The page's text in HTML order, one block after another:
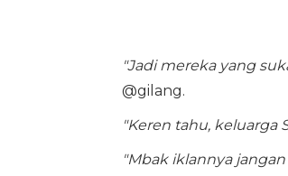
"Jadi mereka yang
@gilang.
"Keren tahu, keluarga
"Mbak iklannya